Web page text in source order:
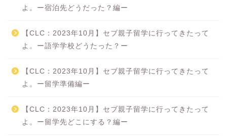
よ。ー宿泊先どうだった？編ー
【CLC：2023年10月】セブ親子留学に行ってきたって
よ。ー語学学校どうたった？ー
【CLC：2023年10月】セブ親子留学に行ってきたって
よ。ー留学準備編ー
【CLC：2023年10月】セブ親子留学に行ってきたって
よ。ー留学先どこにする？編ー